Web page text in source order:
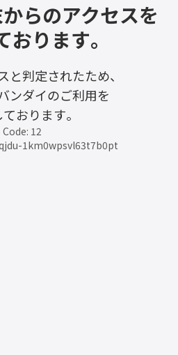
らのアクセスを
おります。
と判定されたため、
ンダイのご利用を
おります。
Code: 12
1km0wpsvl63t7b0pt